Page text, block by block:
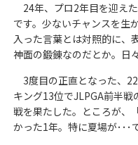
24年、プロ2年目を迎え
です。少ないチャンスを生
入った言葉とは対照的に、
神面の鍛錬なのだとか。日
3度目の正直となった、
キング13位でJLPGA前半
戦を果たした。ところが、
かった1年。特に夏場が･･･